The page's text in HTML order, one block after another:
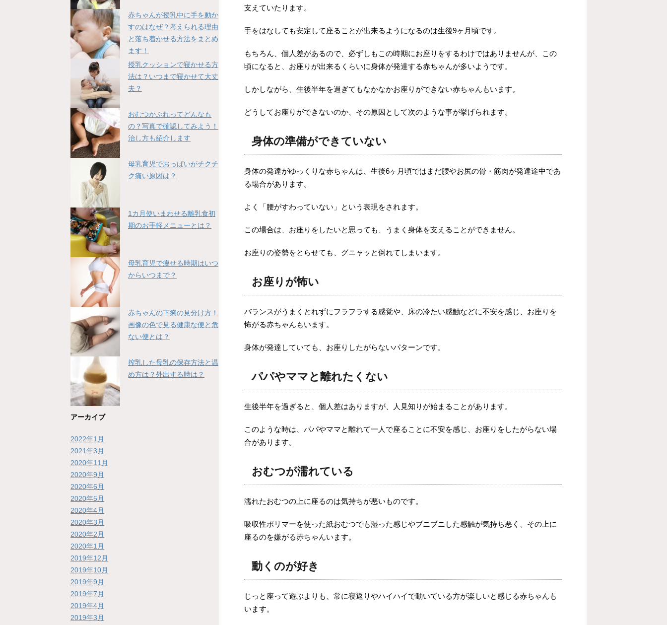
支えていたります。
手をはなしても安定して座ることが出来るようになるのは生後9ヶ月頃です。
もちろん、個人差があるので、必ずしもこの時期にお座りをするわけではありませんが、この
頃になると、お座りが出来るくらいに身体が発達する赤ちゃんが多いようです。
しかしながら、生後半年を過ぎてもなかなかお座りができない赤ちゃんもいます。
どうしてお座りができないのか、その原因として次のような事が挙げられます。
身体の準備ができていない
身体の発達がゆっくりな赤ちゃんは、生後6ヶ月頃ではまだ腰やお尻の骨・筋肉が発達途中であ
る場合があります。
よく「腰がすわっていない」という表現をされます。
この場合は、お座りをしたいと思っても、うまく身体を支えることができません。
お座りの姿勢をとらせても、グニャッと倒れてしまいます。
お座りが怖い
バランスがうまくとれずにフラフラする感覚や、床の冷たい感触などに不安を感じ、お座りを
怖がる赤ちゃんもいます。
身体が発達していても、お座りしたがらないパターンです。
パパやママと離れたくない
生後半年を過ぎると、個人差はありますが、人見知りが始まることがあります。
このような時は、パパやママと離れて一人で座ることに不安を感じ、お座りをしたがらない場
合があります。
おむつが濡れている
濡れたおむつの上に座るのは気持ちが悪いものです。
吸収性ポリマーを使った紙おむつでも湿った感じやブニブニした感触が気持ち悪く、その上に
座るのを嫌がる赤ちゃんいます。
動くのが好き
じっと座って遊ぶよりも、常に寝返りやハイハイで動いている方が楽しいと感じる赤ちゃんも
います。
赤ちゃんが授乳中に手を動か
すのはなぜ？考えられる理由
と落ち着かせる方法をまとめ
ます！
授乳クッションで寝かせる方
法は？いつまで寝かせて大丈
夫？
おむつかぶれってどんなも
の？写真で確認してみよう！
治し方も紹介します
母乳育児でおっぱいがチクチ
ク痛い原因は？
1カ月使いまわせる離乳食初
期のお手軽メニューとは？
母乳育児で痩せる時期はいつ
からいつまで？
赤ちゃんの下痢の見分け方！
画像の色で見る健康な便と危
ない便とは？
搾乳した母乳の保存方法と温
め方は？外出する時は？
アーカイブ
2022年1月
2021年3月
2020年11月
2020年9月
2020年6月
2020年5月
2020年4月
2020年3月
2020年2月
2020年1月
2019年12月
2019年10月
2019年9月
2019年7月
2019年4月
2019年3月